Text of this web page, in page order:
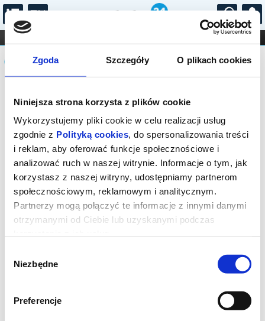
Zgoda Szczegóły O plikach cookies
Niniejsza strona korzysta z plików cookie
Wykorzystujemy pliki cookie w celu realizacji usług
zgodnie z Polityką cookies, do spersonalizowania treści
i reklam, aby oferować funkcje społecznościowe i
analizować ruch w naszej witrynie. Informacje o tym, jak
korzystasz z naszej witryny, udostępniamy partnerom
społecznościowym, reklamowym i analitycznym.
Partnerzy mogą połączyć te informacje z innymi danymi
otrzymanymi od Ciebie lub uzyskanymi podczas
zgody
Niezbędne
Preferencje
...
FILHARMONIA OPERA I BALET
STAND-UP
DLA DZIECI
Komunikat
Sprzedaż biletów on-line na wydarzenie
została zakończona.